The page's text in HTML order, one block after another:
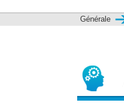
Générale